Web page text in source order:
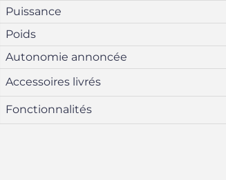
Puissance
Poids
Autonomie annoncée
Accessoires livrés
Fonctionnalités